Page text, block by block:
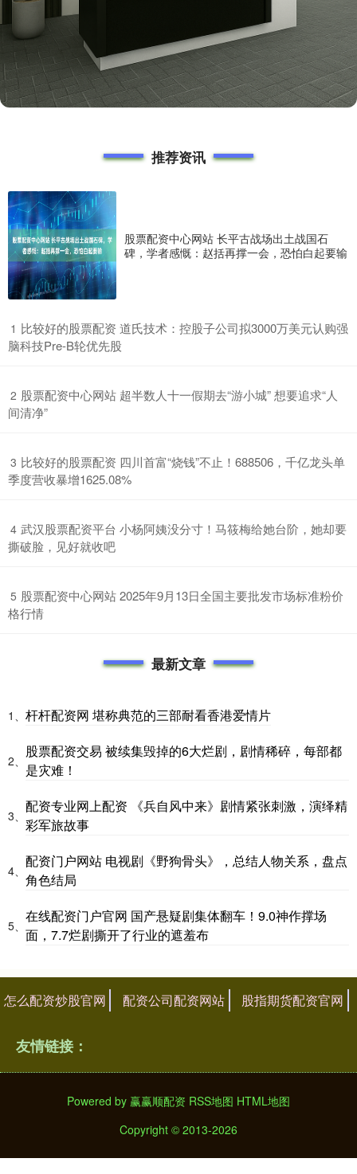
推荐资讯
股票配资中心网站 长平古战场出土战国石
碑，学者感慨：赵括再撑一会，恐怕白起要输
1 ​比较好的股票配资 道氏技术：控股子公司拟3000万美元认购强
脑科技Pre-B轮优先股
2 ​股票配资中心网站 超半数人十一假期去“游小城” 想要追求“人
间清净”
3 ​比较好的股票配资 四川首富“烧钱”不止！688506，千亿龙头单
季度营收暴增1625.08%
4 ​武汉股票配资平台 小杨阿姨没分寸！马筱梅给她台阶，她却要
撕破脸，见好就收吧
5 ​股票配资中心网站 2025年9月13日全国主要批发市场标准粉价
格行情
最新文章
1、 杆杆配资网 堪称典范的三部耐看香港爱情片
2、
股票配资交易 被续集毁掉的6大烂剧，剧情稀碎，每部都
是灾难！
3、
配资专业网上配资 《兵自风中来》剧情紧张刺激，演绎精
彩军旅故事
4、
配资门户网站 电视剧《野狗骨头》，总结人物关系，盘点
角色结局
5、
在线配资门户官网 国产悬疑剧集体翻车！9.0神作撑场
面，7.7烂剧撕开了行业的遮羞布
怎么配资炒股官网 配资公司配资网站 股指期货配资官网
友情链接：
Powered by 赢赢顺配资 RSS地图 HTML地图
Copyright © 2013-2026